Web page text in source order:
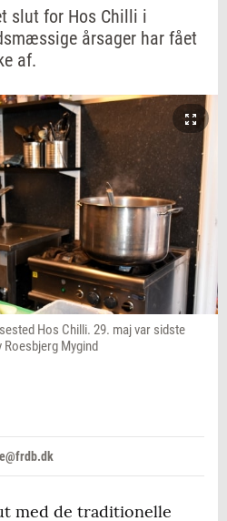
slut for Hos Chilli i
årsager har fået
af.
Hos Chilli. 29. maj var sidste
Mygind
med de traditionelle